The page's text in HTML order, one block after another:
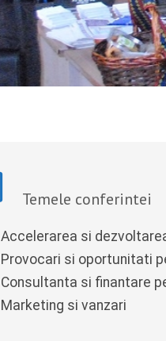
Temele conferintei
Accelerarea si
Provocari si oportunitati
Consultanta si finantare
Marketing si vanzari